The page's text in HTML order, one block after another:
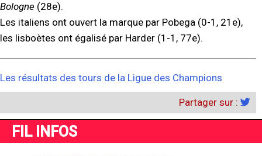
Bologne (28e).
Les italiens ont ouvert la marque par Pobega (0-1, 21e),
les lisboètes ont égalisé par Harder (1-1, 77e).
Les résultats des tours de la Ligue des Champions
Partager sur :
FIL INFOS